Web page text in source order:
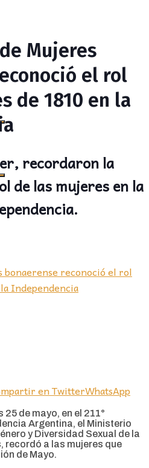
Mujeres
el rol
de 1810 en la
recordaron la
de las mujeres en la
en TwitterWhatsApp
de mayo, en el 211°
Argentina, el Ministerio
y Diversidad Sexual de la
recordó a las mujeres que
de Mayo.